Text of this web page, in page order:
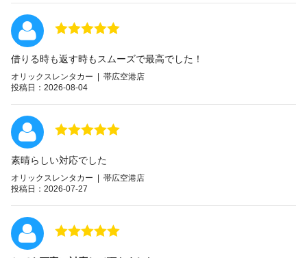
借りる時も返す時もスムーズで最高でした！
オリックスレンタカー | 帯広空港店
投稿日：2026-08-04
素晴らしい対応でした
オリックスレンタカー | 帯広空港店
投稿日：2026-07-27